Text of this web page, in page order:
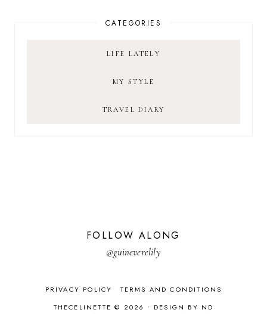
CATEGORIES
LIFE LATELY
MY STYLE
TRAVEL DIARY
FOLLOW ALONG
@guineverelily
PRIVACY POLICY
TERMS AND CONDITIONS
THECELINETTE © 2026 • DESIGN BY ND